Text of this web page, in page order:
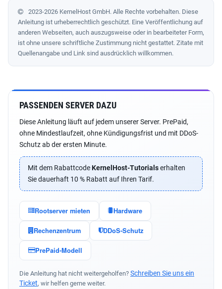
2023-2026 KernelHost GmbH. Alle Rechte vorbehalten. Diese
Anleitung ist urheberrechtlich geschützt. Eine Veröffentlichung auf
anderen Webseiten, auch auszugsweise oder in bearbeiteter Form,
ist ohne unsere schriftliche Zustimmung nicht gestattet. Zitate mit
Quellenangabe und Link sind ausdrücklich willkommen.
PASSENDEN SERVER DAZU
Diese Anleitung läuft auf jedem unserer Server. PrePaid,
ohne Mindestlaufzeit, ohne Kündigungsfrist und mit DDoS-
Schutz ab der ersten Minute.
Mit dem RabattcodeKernelHost-Tutorialserhalten
Sie dauerhaft 10 % Rabatt auf Ihren Tarif.
Rootserver mieten Hardware
Rechenzentrum DDoS-Schutz
PrePaid-Modell
Die Anleitung hat nicht weitergeholfen? Schreiben Sie uns ein
Ticket, wir helfen gerne weiter.